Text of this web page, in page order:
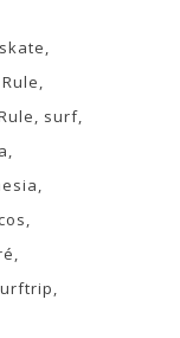
skate
surf